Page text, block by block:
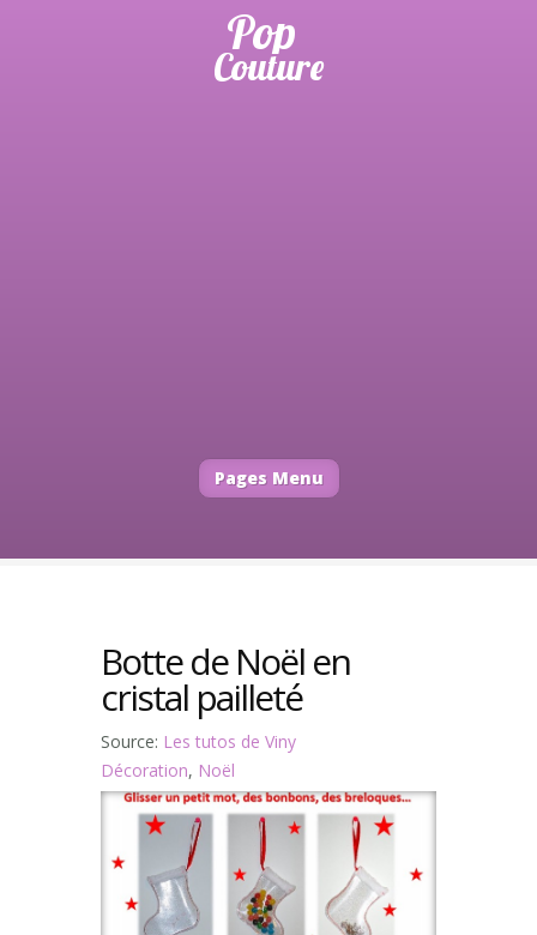
Pages Menu
Botte de Noël en
cristal pailleté
Source: Les tutos de Viny
Décoration, Noël